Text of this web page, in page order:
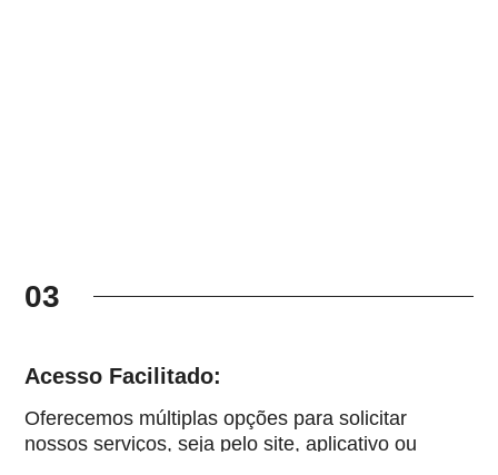
03
Acesso Facilitado:
Oferecemos múltiplas opções para solicitar
nossos serviços, seja pelo site, aplicativo ou